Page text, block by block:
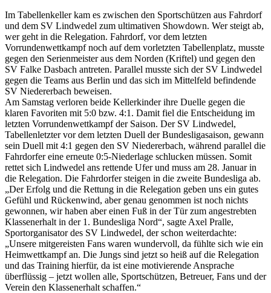
Im Tabellenkeller kam es zwischen den Sportschützen aus Fahrdorf
und dem SV Lindwedel zum ultimativen Showdown. Wer steigt ab,
wer geht in die Relegation. Fahrdorf, vor dem letzten
Vorrundenwettkampf noch auf dem vorletzten Tabellenplatz, musste
gegen den Serienmeister aus dem Norden (Kriftel) und gegen den
SV Falke Dasbach antreten. Parallel musste sich der SV Lindwedel
gegen die Teams aus Berlin und das sich im Mittelfeld befindende
SV Niedererbach beweisen.
Am Samstag verloren beide Kellerkinder ihre Duelle gegen die
klaren Favoriten mit 5:0 bzw. 4:1. Damit fiel die Entscheidung im
letzten Vorrundenwettkampf der Saison. Der SV Lindwedel,
Tabellenletzter vor dem letzten Duell der Bundesligasaison, gewann
sein Duell mit 4:1 gegen den SV Niedererbach, während parallel die
Fahrdorfer eine erneute 0:5-Niederlage schlucken müssen. Somit
rettet sich Lindwedel ans rettende Ufer und muss am 28. Januar in
die Relegation. Die Fahrdorfer steigen in die zweite Bundesliga ab.
„Der Erfolg und die Rettung in die Relegation geben uns ein gutes
Gefühl und Rückenwind, aber genau genommen ist noch nichts
gewonnen, wir haben aber einen Fuß in der Tür zum angestrebten
Klassenerhalt in der 1. Bundesliga Nord“, sagte Axel Pralle,
Sportorganisator des SV Lindwedel, der schon weiterdachte:
„Unsere mitgereisten Fans waren wundervoll, da fühlte sich wie ein
Heimwettkampf an. Die Jungs sind jetzt so heiß auf die Relegation
und das Training hierfür, da ist eine motivierende Ansprache
überflüssig – jetzt wollen alle, Sportschützen, Betreuer, Fans und der
Verein den Klassenerhalt schaffen.“